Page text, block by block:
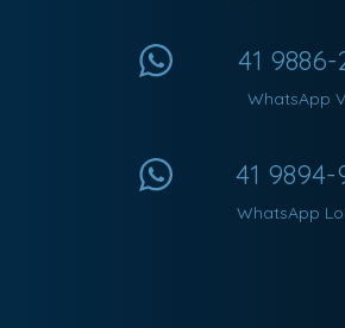
41 9886-
WhatsApp
41 9894-
WhatsApp